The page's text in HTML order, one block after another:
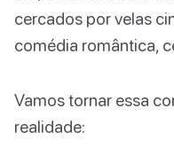
cercados por velas
comédia romântica,
Vamos tornar essa
realidade: